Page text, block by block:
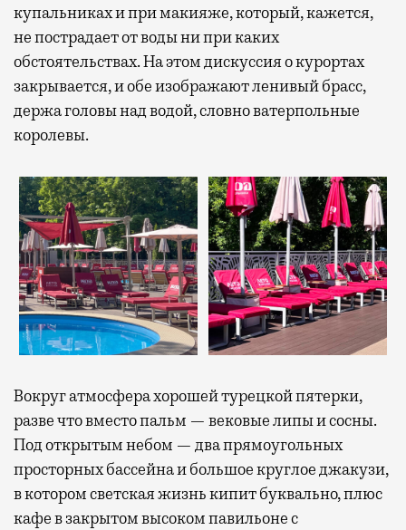
купальниках и при макияже, который, кажется,
не пострадает от воды ни при каких
обстоятельствах. На этом дискуссия о курортах
закрывается, и обе изображают ленивый брасс,
держа головы над водой, словно ватерпольные
королевы.
Вокруг атмосфера хорошей турецкой пятерки,
разве что вместо пальм — вековые липы и сосны.
Под открытым небом — два прямоугольных
просторных бассейна и большое круглое джакузи,
в котором светская жизнь кипит буквально, плюс
кафе в закрытом высоком павильоне с